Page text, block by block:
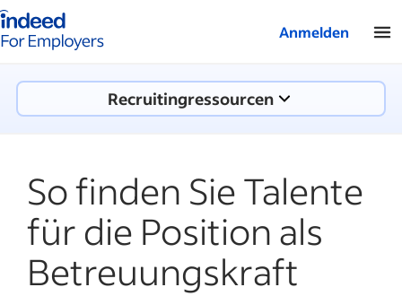
Startseite für Arbeitgeber
Anmelden
Recruitingressourcen
So finden Sie Talente
für die Position als
Betreuungskraft